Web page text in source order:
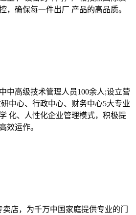
，确保每一件出厂 产品的高品质。
中高级技术管理人员100余人;设立营
中心、行政中心、财务中心5大专业
化、人性化企业管理模式，积极提
效运作。
店，为千万中国家庭提供专业的门